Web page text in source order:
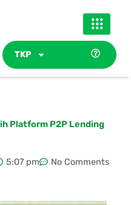
TKP
Platform P2P Lending
5:07 pm No Comments